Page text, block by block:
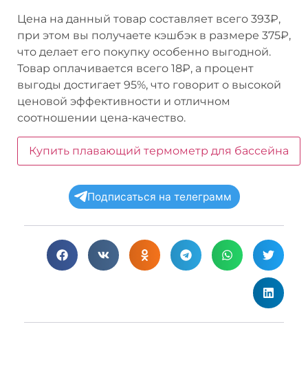
Цена на данный товар составляет всего 393₽,
при этом вы получаете кэшбэк в размере 375₽,
что делает его покупку особенно выгодной.
Товар оплачивается всего 18₽, а процент
выгоды достигает 95%, что говорит о высокой
ценовой эффективности и отличном
соотношении цена-качество.
Купить плавающий термометр для бассейна
Подписаться на телеграмм